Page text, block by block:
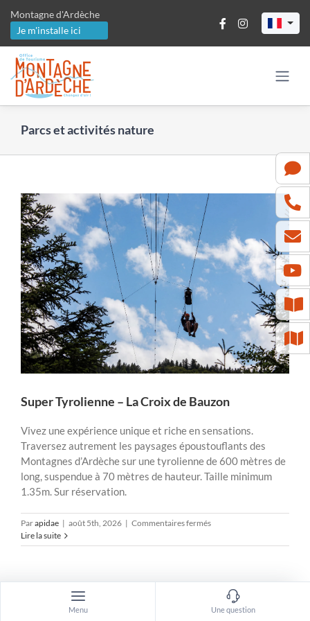
contenu
Montagne d'Ardèche
Je m'installe ici
Parcs et activités nature
Super Tyrolienne – La Croix de Bauzon
Vivez une expérience unique et riche en sensations.
Traversez autrement les paysages époustouflants des
Montagnes d’Ardèche sur une tyrolienne de 600 mètres de
long, suspendue à 70 mètres de hauteur. Taille minimum
1.35m. Sur réservation.
Parapidae | août 5th, 2026 | Commentaires ferméssur
Tyrolienne
Croix
Bauzon
Lire la suite
Menu Une question